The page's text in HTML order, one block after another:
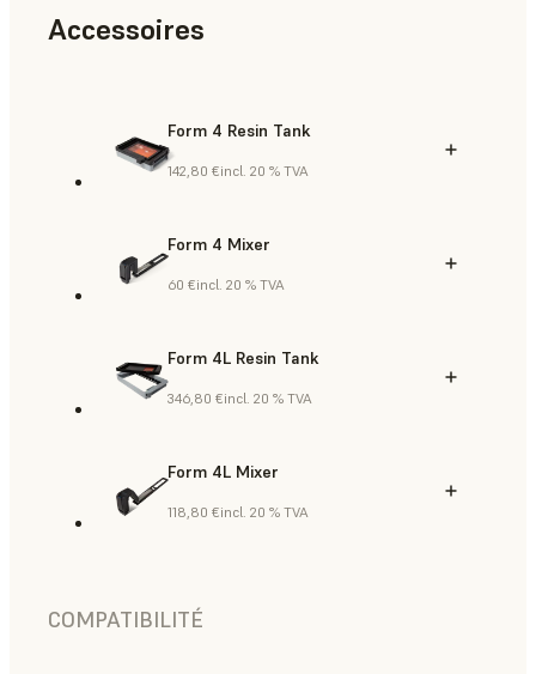
Accessoires
Form 4 Resin Tank
142,80 €incl. 20 % TVA
Form 4 Mixer
60 €incl. 20 % TVA
Form 4L Resin Tank
346,80 €incl. 20 % TVA
Form 4L Mixer
118,80 €incl. 20 % TVA
COMPATIBILITÉ